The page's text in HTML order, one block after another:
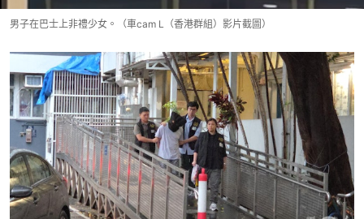
男子在巴士上非禮少女。（車cam L（香港群組）影片截圖）